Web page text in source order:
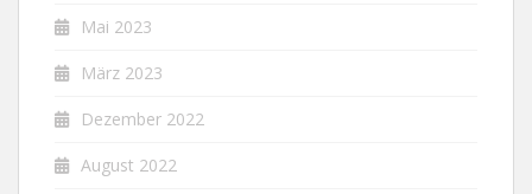
Mai 2023
März 2023
Dezember 2022
August 2022